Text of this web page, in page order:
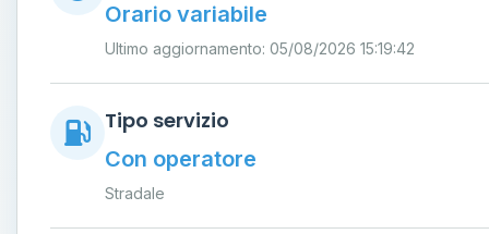
Orario variabile
Ultimo aggiornamento: 05/08/2026 15:19:42
Tipo servizio
Con operatore
Stradale